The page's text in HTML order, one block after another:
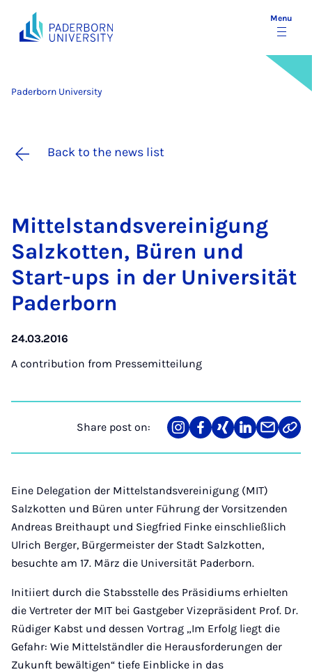
Menu
Paderborn University
Back to the news list
Mit­tel­standsver­ein­i­gung
Salzkot­ten, Büren und
Start-ups in der Uni­versität
Pader­born
24.03.2016
A contribution from Pressemitteilung
Share post on:
Share
on
Teilen
auf
Teilen
auf
Teilen
auf
Teilen
über
Link
Eine Delegation der Mittelstandsvereinigung (MIT)
Salzkotten und Büren unter Führung der Vorsitzenden
Andreas Breithaupt und Siegfried Finke einschließlich
Ulrich Berger, Bürgermeister der Stadt Salzkotten,
besuchte am 17. März die Universität Paderborn.
Initiiert durch die Stabsstelle des Präsidiums erhielten
die Vertreter der MIT bei Gastgeber Vizepräsident Prof. Dr.
Rüdiger Kabst und dessen Vortrag „Im Erfolg liegt die
Gefahr: Wie Mittelständler die Herausforderungen der
Zukunft bewältigen“ tiefe Einblicke in das